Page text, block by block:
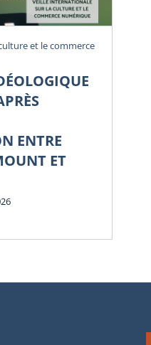
et le commerce
ENTRE
ET